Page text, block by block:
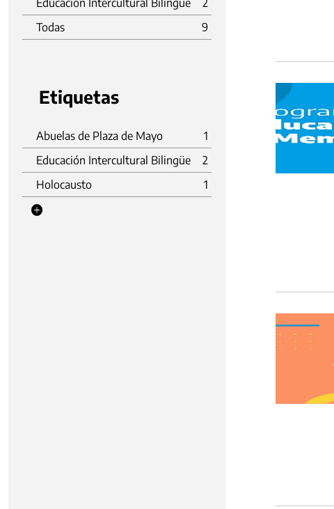
Educación Intercultural Bilingüe
2
Todas
9
Etiquetas
Abuelas de Plaza de Mayo
1
Educación Intercultural Bilingüe
2
Holocausto
1